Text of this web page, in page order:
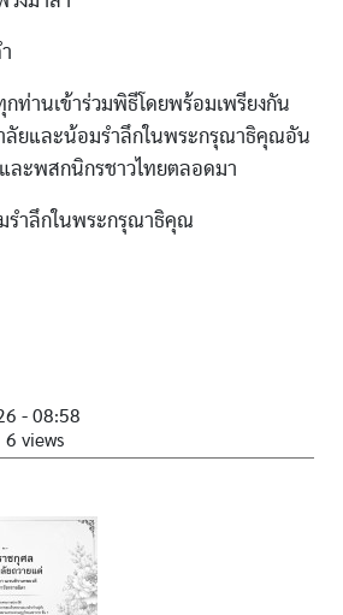
ท่านเข้าร่วมพิธีโดยพร้อมเพรียงกัน
ลัยและน้อมรำลึกในพระกรุณาธิคุณอัน
ละพสกนิกรชาวไทยตลอดมา
รำลึกในพระกรุณาธิคุณ
- 08:58
6 views